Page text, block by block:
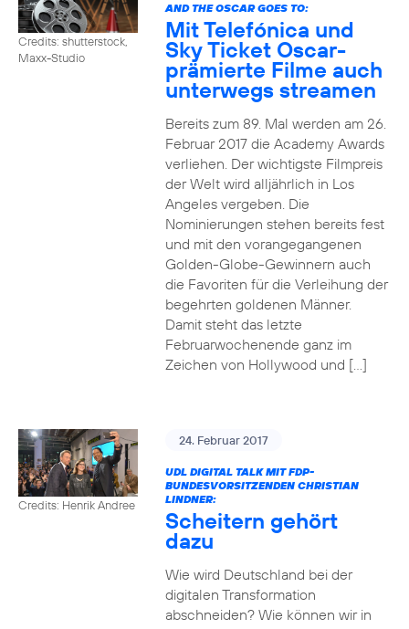
Credits: shutterstock,
Maxx-Studio
AND THE OSCAR GOES TO:
Mit Telefónica und
Sky Ticket Oscar-
prämierte Filme auch
unterwegs streamen
Bereits zum 89. Mal werden am 26.
Februar 2017 die Academy Awards
verliehen. Der wichtigste Filmpreis
der Welt wird alljährlich in Los
Angeles vergeben. Die
Nominierungen stehen bereits fest
und mit den vorangegangenen
Golden-Globe-Gewinnern auch
die Favoriten für die Verleihung der
begehrten goldenen Männer.
Damit steht das letzte
Februarwochenende ganz im
Zeichen von Hollywood und […]
Credits: Henrik Andree
24. Februar 2017
UDL DIGITAL TALK MIT FDP-
BUNDESVORSITZENDEN CHRISTIAN
LINDNER:
Scheitern gehört
dazu
Wie wird Deutschland bei der
digitalen Transformation
abschneiden? Wie können wir in